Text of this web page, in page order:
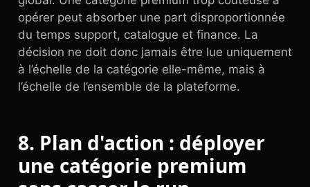
opérer peut absorber une part disproportionnée
du temps support, catalogue et finance. La
décision ne doit donc jamais être lue uniquement
à l’échelle de la catégorie elle-même, mais à
l’échelle de l’ensemble de la plateforme.
8. Plan d'action : déployer
une catégorie premium